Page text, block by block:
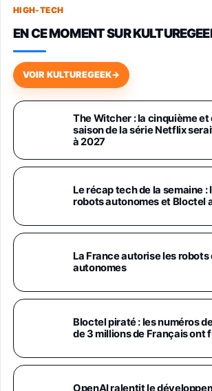
749,99€
648,63€834,71€
Samsung Galaxy Miracle
Android 5G avec Galaxy AI, 512
Chargeur Secteur Rapide 25W
Smartphone déverrouillé, Noir,
Galaxy S26 Ultra 512 Go Bleu
1019€1399€Fnac (Vendeur Tiers)
892€ 1199€Fnac (Vendeur Tiers)
Philips SHK2000BL - Casque
24,94€29,96€Fnac (Vendeur Tiers)
Bande Gigabit (Serveur et
HIGH-TECH
EN CE MOMENT SUR
VOIR KULTUREGEEK→
The Witcher : la cinquième et
saison de la série Netflix
à 2027
Le récap tech de la semaine :
robots autonomes et Bloctel
La France autorise les
autonomes
Bloctel piraté : les numéros
de 3 millions de Français ont
OpenAI ralentit le